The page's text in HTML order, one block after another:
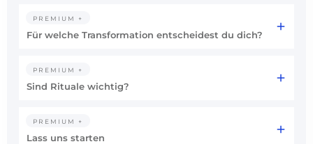
PREMIUM +
Für welche Transformation entscheidest du dich?
PREMIUM +
Sind Rituale wichtig?
PREMIUM +
Lass uns starten